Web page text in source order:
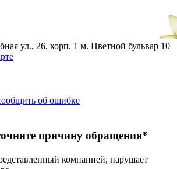
ул., 26, корп. 1 м. Цветной бульвар 10
об ошибке
причину обращения*
компанией, нарушает